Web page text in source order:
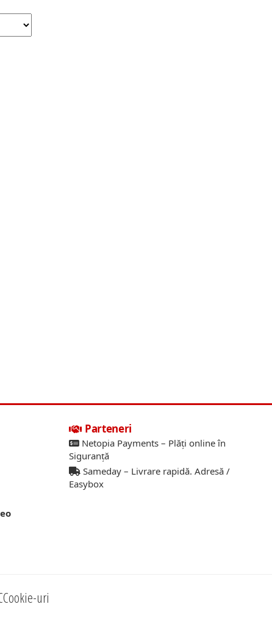
Parteneri
Netopia Payments – Plăți online în
Siguranță
Sameday – Livrare rapidă. Adresă /
Easybox
Cookie-uri